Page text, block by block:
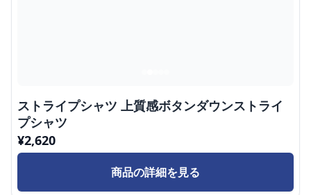
ストライプシャツ 上質感ボタンダウンストライ
プシャツ
¥2,620
商品の詳細を見る